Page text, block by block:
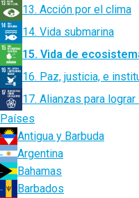
13. Acción por el clima
14. Vida submarina
15. Vida de
16. Paz, justicia, e
17. Alianzas para
Países
Antigua y Barbuda
Argentina
Bahamas
Barbados